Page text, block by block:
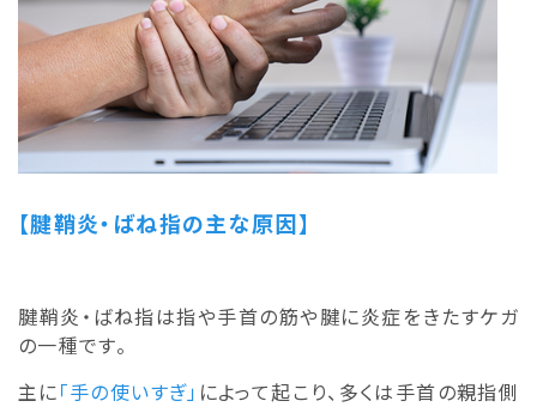
【腱鞘炎・ばね指の主な原因】
腱鞘炎・ばね指は指や手首の筋や腱に炎症をきたすケガ
の一種です。
主に「手の使いすぎ」 によって起こり、多くは手首の親指側